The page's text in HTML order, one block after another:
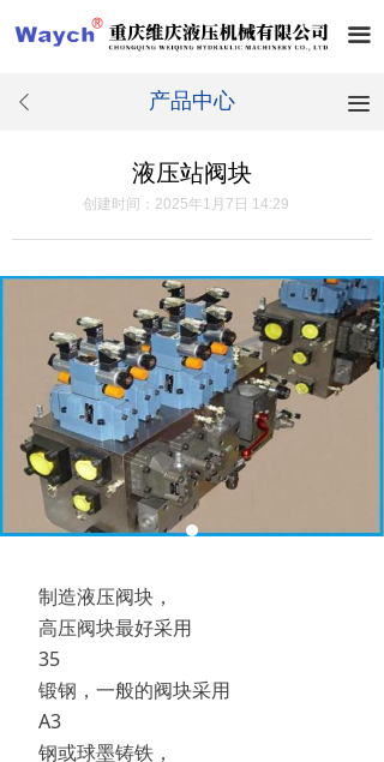
끀
液压站阀块
创建时间： 2025年1月7日 14:29
ꄴ 产品中心 끀
制造液压阀块，
高压阀块最好采用
35
锻钢，一般的阀块采用
A3
钢或球墨铸铁，